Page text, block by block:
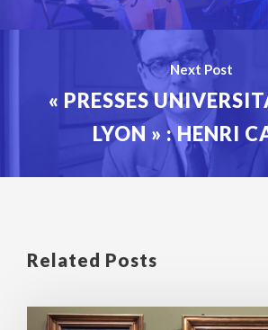
Next Post
« PRESSES
LYON » : HENRI
Related Posts